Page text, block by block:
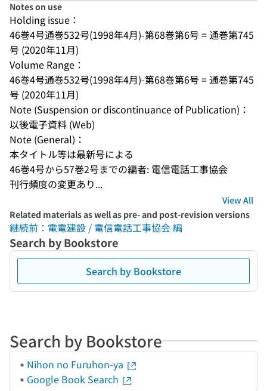
Notes on use
Holding issue：
46巻4号通巻532号(1998年4月)-第68巻第6号 = 通巻第745
号 (2020年11月)
Volume Range：
46巻4号通巻532号(1998年4月)-第68巻第6号 = 通巻第745
号 (2020年11月)
Note (Suspension or discontinuance of Publication)：
以後電子資料 (Web)
Note (General)：
本タイトル等は最新号による
46巻4号から57巻2号までの編者: 電信電話工事協会
刊行頻度の変更あり...
View All
Related materials as well as pre- and post-revision versions
継続前：電電建設 / 電信電話工事協会 編
Search by Bookstore
Search by Bookstore
Search by Bookstore
Nihon no Furuhon-ya
Google Book Search